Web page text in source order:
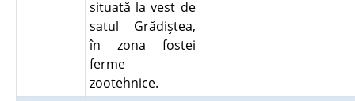
situată la vest de
satul Grădiştea,
în zona fostei
ferme
zootehnice.